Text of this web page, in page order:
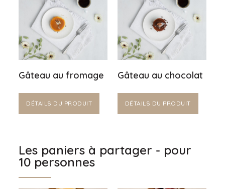
Gâteau au fromage
DÉTAILS DU PRODUIT
Gâteau au chocolat
DÉTAILS DU PRODUIT
Les paniers à partager - pour
10 personnes